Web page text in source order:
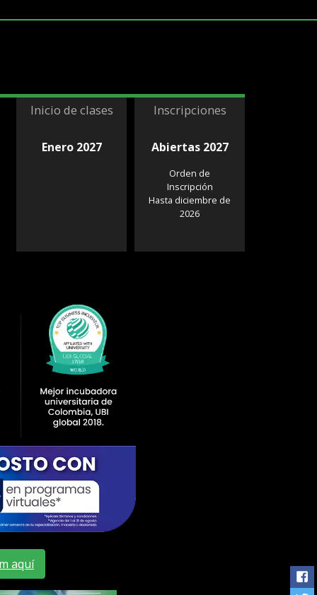
Inicio de clases
Enero 2027
Inscripciones
Abiertas 2027
Orden de
Inscripción
Hasta diciembre de
2026
aquí